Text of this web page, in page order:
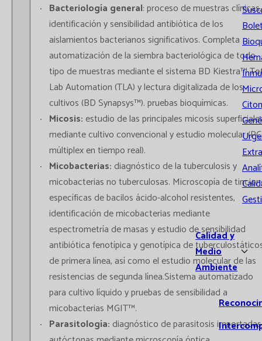
Extra
Calidad y
Medio
Ambiente
Bacteriología general: proceso de muestras clínicas,
identificación y sensibilidad antibiótica de los
aislamientos bacterianos significativos. Completa
automatización de la siembra bacteriológica de todo
tipo de muestras mediante el sistema BD Kiestra™
Lab Automation (TLA) y lectura digitalizada de los
cultivos (BD Synapsys™). pruebas bioquímicas.
Micosis:estudio de las principales micosis
mediante cultivo convencional y estudio molecular
múltiplex en tiempo real).
Micobacterias: diagnóstico de la tuberculosis y
micobacterias no tuberculosas. Microscopía de
específicas de bacilos ácido-alcohol resistentes,
identificación de micobacterias mediante
espectrometría de masas y estudio de sensibilidad
antibiótica fenotípica y genotípica de
de primera línea, así como el estudio molecular de las
resistencias de segunda línea.Sistema automatizado
para cultivo líquido y pruebas de sensibilidad a
micobacterias MGIT™.
Parasitología: diagnóstico de parasitosis